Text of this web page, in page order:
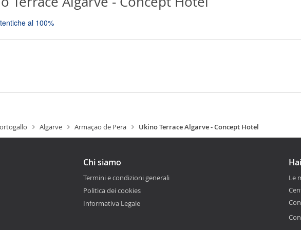
al 100%
Algarve Armaçao de Pera Ukino Terrace Algarve - Concept Hotel
Chi siamo
Termini e condizioni generali
Politica dei cookies
Informativa Legale
Le